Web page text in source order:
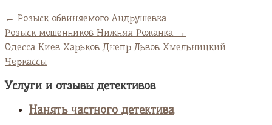
← Розыск обвиняемого Андрушевка
Розыск мошенников Нижняя Рожанка →
Одесса Киев Харьков Днепр Львов Хмельницкий
Черкассы
Услуги и отзывы детективов
Нанять частного детектива